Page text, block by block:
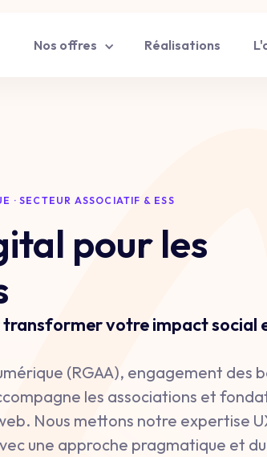
Nos offres Réalisations
· SECTEUR ASSOCIATIF & ESS
pour les
transformer votre impact social
(RGAA), engagement des
les associations et
Nous mettons notre expertise
une approche pragmatique et